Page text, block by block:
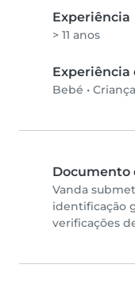
Experiência
> 11 anos
Experiência
Bebé •
Documento
Vanda
identificação
verificações